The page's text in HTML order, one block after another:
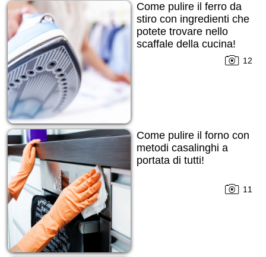
Come pulire il ferro da
stiro con ingredienti che
potete trovare nello
scaffale della cucina!
12
Come pulire il forno con
metodi casalinghi a
portata di tutti!
11